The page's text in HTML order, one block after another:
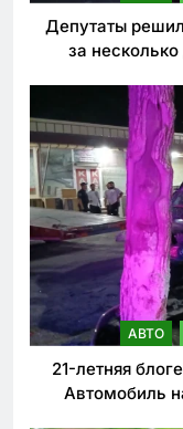
Депутаты
за
АВТО
21-летняя
Автомобиль